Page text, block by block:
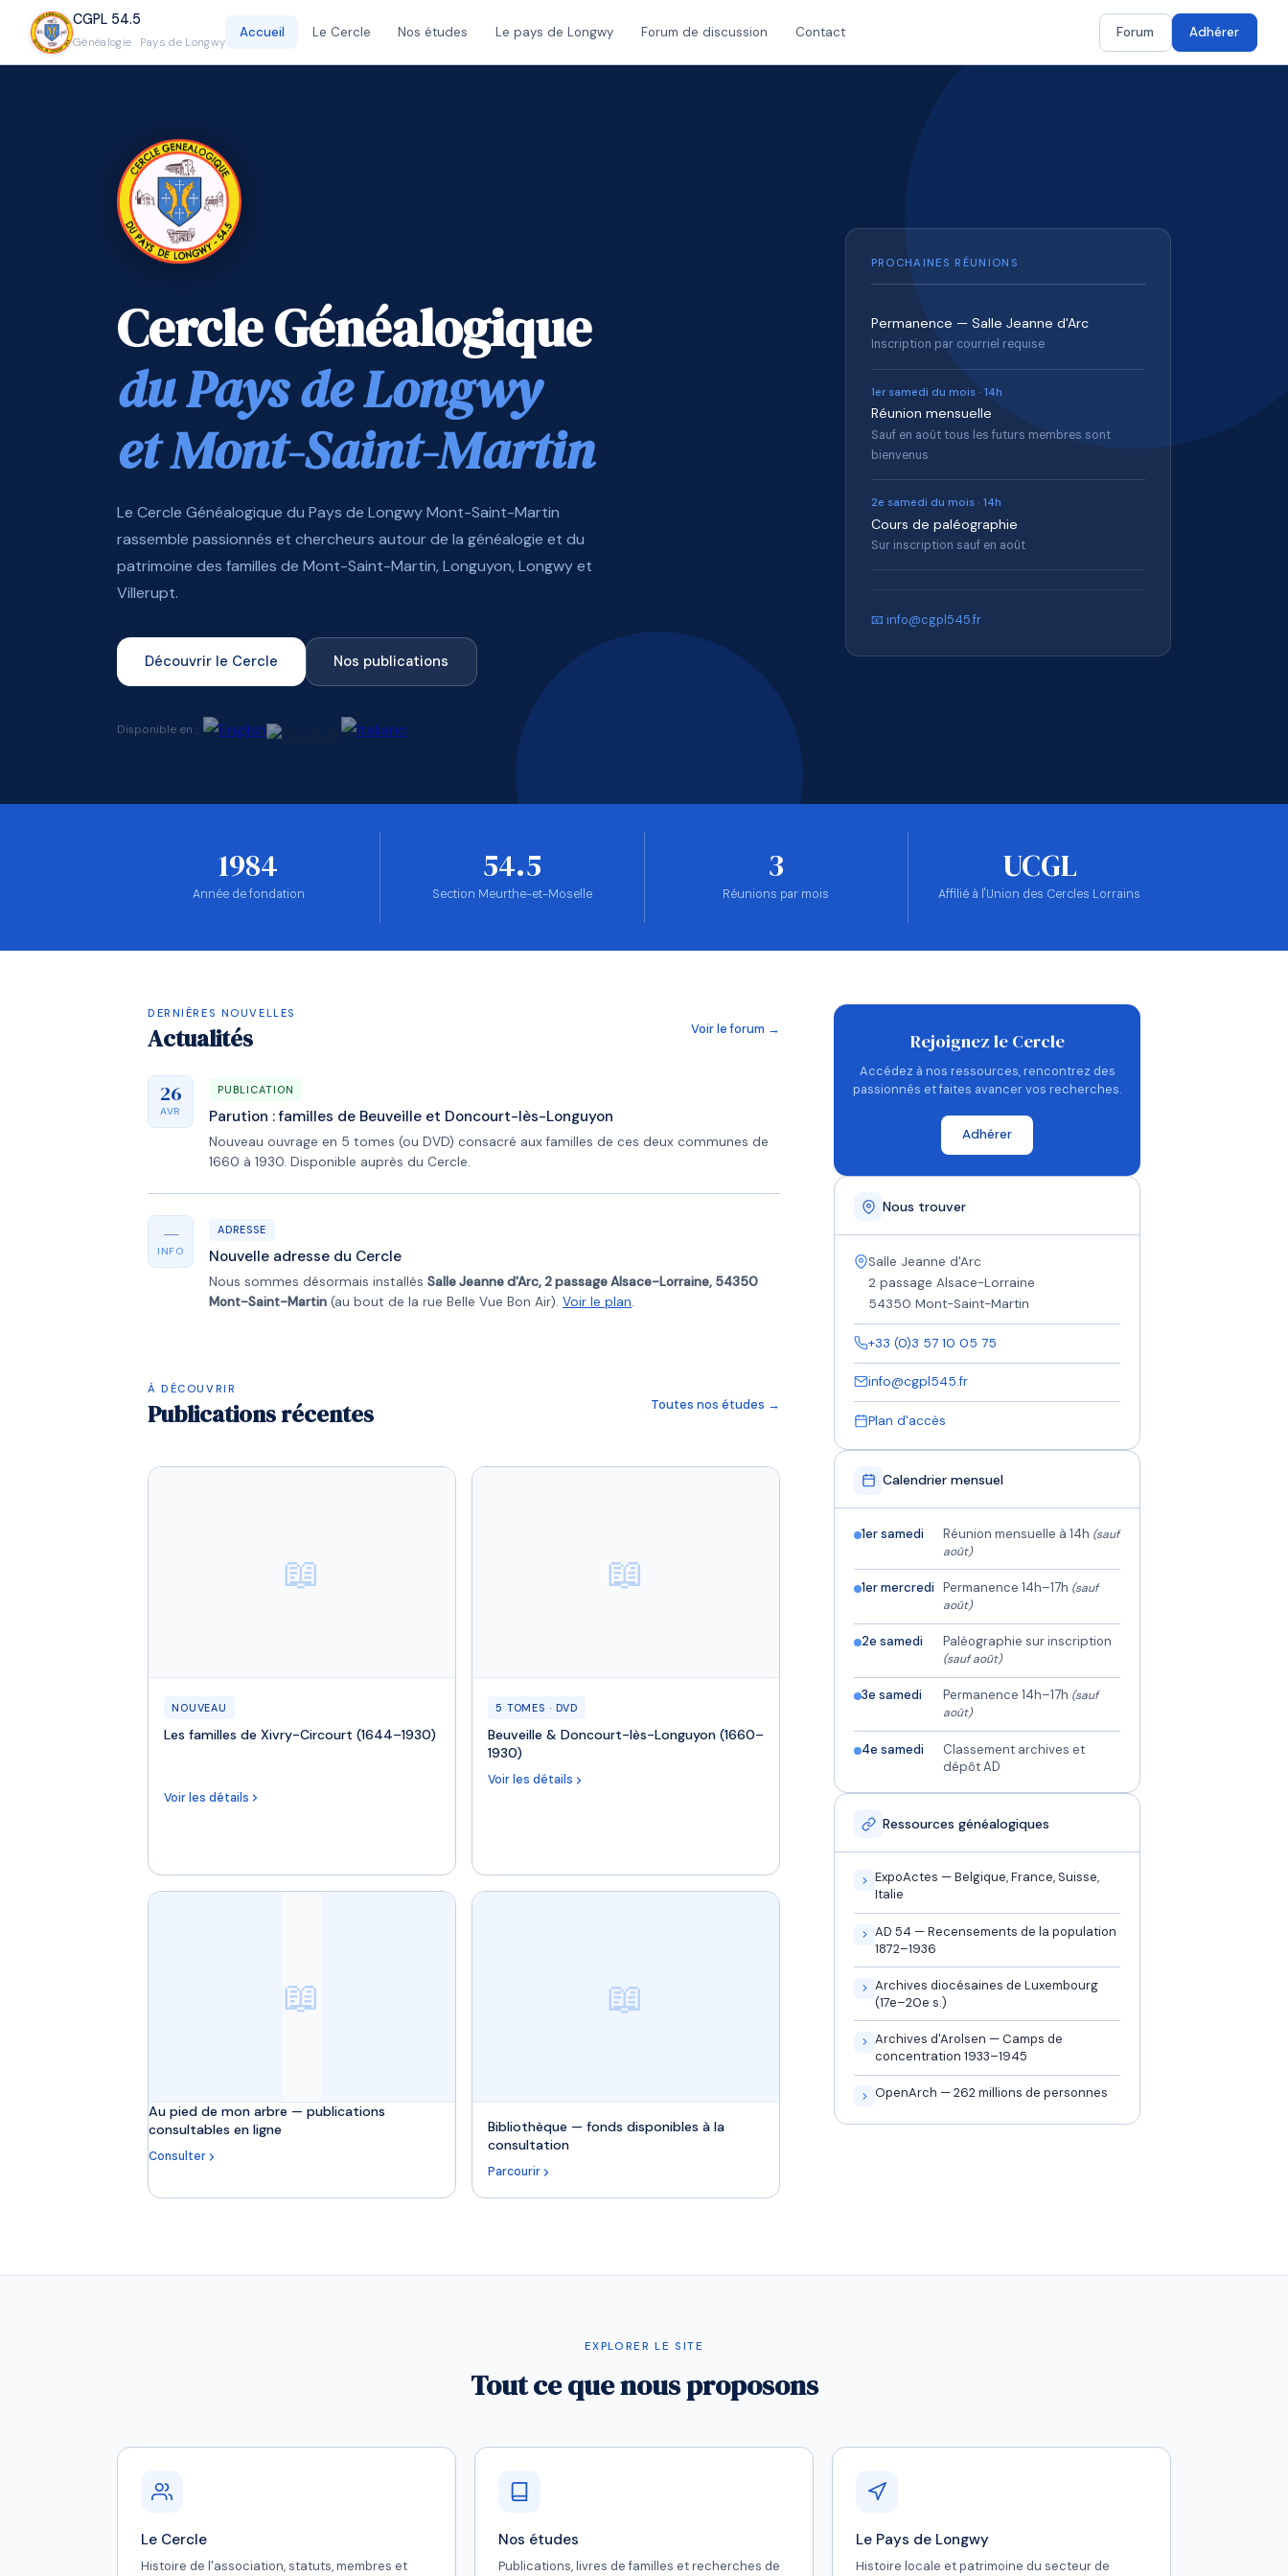
CGPL 54.5
Généalogie · Pays de Longwy
Accueil Le Cercle Nos études Le pays de Longwy Forum de discussion Contact Forum Adhérer
Cercle Généalogique
du Pays de Longwy
et Mont-Saint-Martin
Le Cercle Généalogique du Pays de Longwy Mont-Saint-Martin
rassemble passionnés et chercheurs autour de la généalogie et du
patrimoine des familles de Mont-Saint-Martin, Longuyon, Longwy et
Villerupt.
Découvrir le Cercle Nos publications
Disponible en :
PROCHAINES RÉUNIONS
Permanence — Salle Jeanne d'Arc
Inscription par courriel requise
1er samedi du mois · 14h
Réunion mensuelle
Sauf en août tous les futurs membres sont
bienvenus
2e samedi du mois · 14h
Cours de paléographie
Sur inscription sauf en août
📧 info@cgpl545.fr
1984
Année de fondation
54.5
Section Meurthe-et-Moselle
3
Réunions par mois
UCGL
Affilié à l'Union des Cercles Lorrains
DERNIÈRES NOUVELLES
Actualités Voir le forum →
26
AVR
PUBLICATION
Parution : familles de Beuveille et Doncourt-lès-Longuyon
Nouveau ouvrage en 5 tomes (ou DVD) consacré aux familles de ces deux communes de
1660 à 1930. Disponible auprès du Cercle.
—
INFO
ADRESSE
Nouvelle adresse du Cercle
Nous sommes désormais installés Salle Jeanne d'Arc, 2 passage Alsace-Lorraine, 54350
Mont-Saint-Martin (au bout de la rue Belle Vue Bon Air). Voir le plan.
À DÉCOUVRIR
Publications récentes Toutes nos études →
📖
NOUVEAU
Les familles de Xivry-Circourt (1644–1930)
Voir les détails
📖
5 TOMES · DVD
Beuveille & Doncourt-lès-Longuyon (1660–
1930)
Voir les détails
📖
Au pied de mon arbre — publications
consultables en ligne
Consulter
📖
Bibliothèque — fonds disponibles à la
consultation
Parcourir
Rejoignez le Cercle
Accédez à nos ressources, rencontrez des
passionnés et faites avancer vos recherches.
Adhérer
Nous trouver
Salle Jeanne d'Arc
2 passage Alsace-Lorraine
54350 Mont-Saint-Martin
+33 (0)3 57 10 05 75
info@cgpl545.fr
Plan d'accès
Calendrier mensuel
1er samedi Réunion mensuelle à 14h (sauf
août)
1er mercredi Permanence 14h–17h (sauf
août)
2e samedi Paléographie sur inscription
(sauf août)
3e samedi Permanence 14h–17h (sauf
août)
4e samedi
Classement archives et
dépôt AD
Ressources généalogiques
ExpoActes — Belgique, France, Suisse,
Italie
AD 54 — Recensements de la population
1872–1936
Archives diocésaines de Luxembourg
(17e–20e s.)
Archives d'Arolsen — Camps de
concentration 1933–1945
OpenArch — 262 millions de personnes
EXPLORER LE SITE
Tout ce que nous proposons
Le Cercle
Histoire de l'association, statuts, membres et
Nos études
Publications, livres de familles et recherches de
Le Pays de Longwy
Histoire locale et patrimoine du secteur de